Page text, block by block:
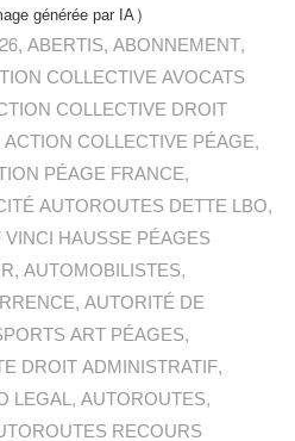
générée par IA)
,ABERTIS,ABONNEMENT,
COLLECTIVE AVOCATS
COLLECTIVE DROIT
ACTION COLLECTIVE PÉAGE,
PÉAGE FRANCE,
AUTOROUTES DETTE LBO,
VINCI HAUSSE PÉAGES
,AUTOMOBILISTES,
,AUTORITÉ DE
ART PÉAGES,
DROIT ADMINISTRATIF,
LEGAL,AUTOROUTES,
RECOURS